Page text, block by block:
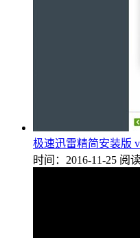
极速迅雷精简安装版
时间：2016-11-25 阅